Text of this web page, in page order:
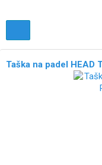
Taška na padel HEAD